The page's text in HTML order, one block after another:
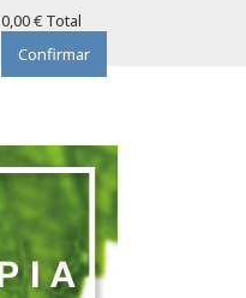
0,00 € Total
Confirmar